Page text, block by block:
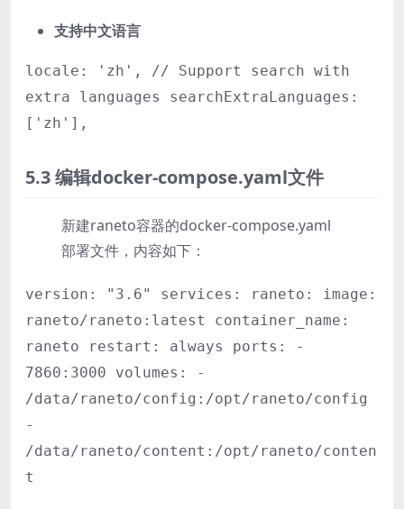
支持中文语言
locale: 'zh', // Support search with
extra languages searchExtraLanguages:
['zh'],
5.3 编辑docker-compose.yaml文件
新建raneto容器的docker-compose.yaml
部署文件，内容如下：
version: "3.6" services: raneto: image:
raneto/raneto:latest container_name:
raneto restart: always ports: -
7860:3000 volumes: -
/data/raneto/config:/opt/raneto/config
-
/data/raneto/content:/opt/raneto/conten
t